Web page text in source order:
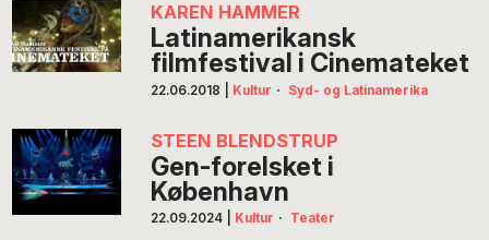
KAREN HAMMER
Latinamerikansk
filmfestival i Cinemateket
22.06.2018 Kultur · Syd- og Latinamerika
STEEN BLENDSTRUP
Gen-forelsket i
København
22.09.2024 Kultur · Teater